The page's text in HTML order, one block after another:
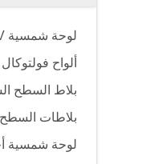
لوحة شمسية BIPV
ألواح
بلاط السطح
بلاطات
لوحة شمسية